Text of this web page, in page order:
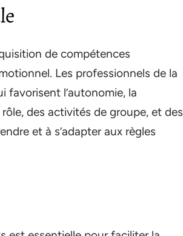
de compétences
Les professionnels de la
l’autonomie, la
des activités de groupe, et des
et à s’adapter aux règles